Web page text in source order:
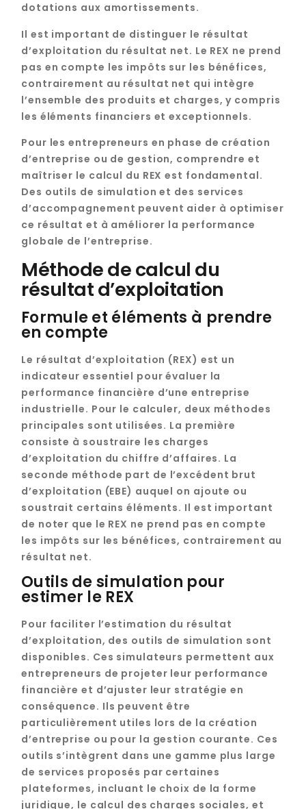
dotations aux amortissements.
Il est important de distinguer le résultat
d’exploitation du résultat net. Le REX ne prend
pas en compte les impôts sur les bénéfices,
contrairement au résultat net qui intègre
l’ensemble des produits et charges, y compris
les éléments financiers et exceptionnels.
Pour les entrepreneurs en phase de création
d’entreprise ou de gestion, comprendre et
maîtriser le calcul du REX est fondamental.
Des outils de simulation et des services
d’accompagnement peuvent aider à optimiser
ce résultat et à améliorer la performance
globale de l’entreprise.
Méthode de calcul du
résultat d’exploitation
Formule et éléments à prendre
en compte
Le résultat d’exploitation (REX) est un
indicateur essentiel pour évaluer la
performance financière d’une entreprise
industrielle. Pour le calculer, deux méthodes
principales sont utilisées. La première
consiste à soustraire les charges
d’exploitation du chiffre d’affaires. La
seconde méthode part de l’excédent brut
d’exploitation (EBE) auquel on ajoute ou
soustrait certains éléments. Il est important
de noter que le REX ne prend pas en compte
les impôts sur les bénéfices, contrairement au
résultat net.
Outils de simulation pour
estimer le REX
Pour faciliter l’estimation du résultat
d’exploitation, des outils de simulation sont
disponibles. Ces simulateurs permettent aux
entrepreneurs de projeter leur performance
financière et d’ajuster leur stratégie en
conséquence. Ils peuvent être
particulièrement utiles lors de la création
d’entreprise ou pour la gestion courante. Ces
outils s’intègrent dans une gamme plus large
de services proposés par certaines
plateformes, incluant le choix de la forme
juridique, le calcul des charges sociales, et